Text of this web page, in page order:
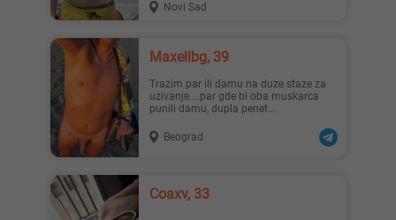
Novi Sad
Maxellbg, 39
trazim par ili damu na duze staze za
uzivanje....par gde bi oba muskarca
punili damu, dupla penet...
Beograd
Coaxv, 33